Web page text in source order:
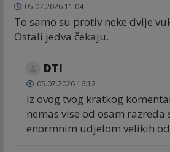
05.07.2026 11:04
To samo su protiv neke dvije
Ostali jedva čekaju.
DTI
05.07.2026 16:12
Iz ovog tvog kratkog
nemas vise od osam razreda
enormnim udjelom velikih